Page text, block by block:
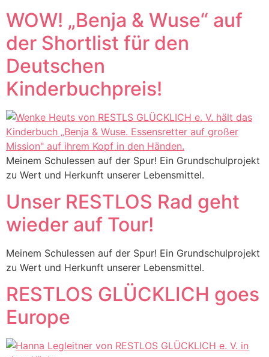
WOW! „Benja & Wuse“ auf
der Shortlist für den
Deutschen
Kinderbuchpreis!
Meinem Schulessen auf der Spur! Ein Grundschulprojekt
zu Wert und Herkunft unserer Lebensmittel.
Unser RESTLOS Rad geht
wieder auf Tour!
Meinem Schulessen auf der Spur! Ein Grundschulprojekt
zu Wert und Herkunft unserer Lebensmittel.
RESTLOS GLÜCKLICH goes
Europe